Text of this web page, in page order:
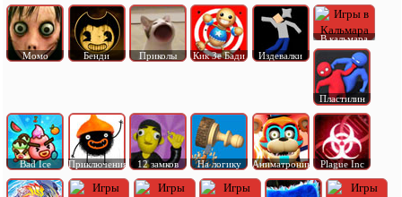
Момо Бенди Приколы Кик Зе Бади Издевалки
В кальмара
Пластилин
Bad Ice Приключения 12 замков На логику Аниматроник Plague Inc